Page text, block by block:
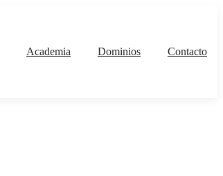
Academia Dominios Contacto